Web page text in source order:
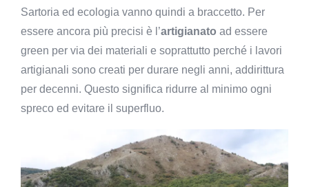
Sartoria ed ecologia vanno quindi a braccetto. Per
essere ancora più precisi è l’artigianato ad essere
green per via dei materiali e soprattutto perché i lavori
artigianali sono creati per durare negli anni, addirittura
per decenni. Questo significa ridurre al minimo ogni
spreco ed evitare il superfluo.